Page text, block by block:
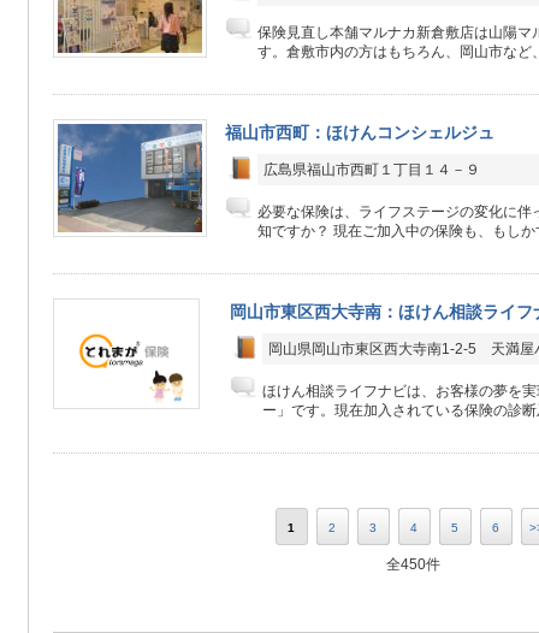
保険見直し本舗マルナカ新倉敷店は山陽マ
す。倉敷市内の方はもちろん、岡山市など
福山市西町：ほけんコンシェルジュ
広島県福山市西町１丁目１４－９
必要な保険は、ライフステージの変化に
知ですか？ 現在ご加入中の保険も、もし
岡山市東区西大寺南：ほけん相談ライ
岡山県岡山市東区西大寺南1-2-5 天満
ほけん相談ライフナビは、お客様の夢を
ー」です。現在加入されている保険の診
1 2 3 4 5 6
全450件